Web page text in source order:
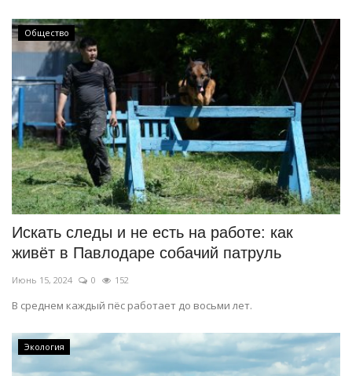
Общество
Искать следы и не есть на работе: как
живёт в Павлодаре собачий патруль
Июнь 15, 2024 0 152
В среднем каждый пёс работает до восьми лет.
Экология